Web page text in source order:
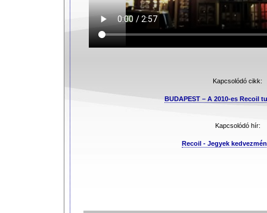
Kapcsolódó cikk:
BUDAPEST – A 2010-es Recoil
Kapcsolódó hír:
Recoil - Jegyek